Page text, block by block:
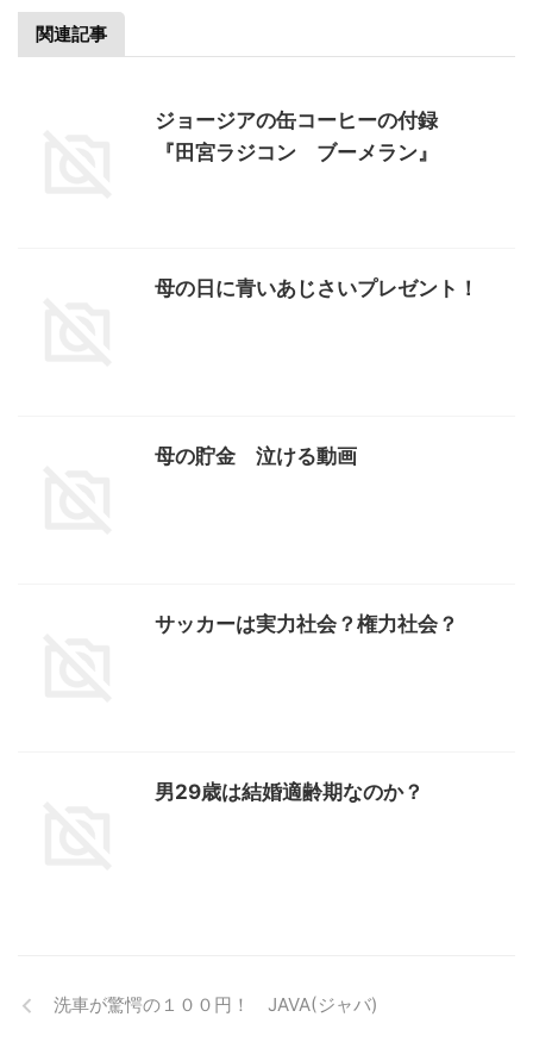
関連記事
ジョージアの缶コーヒーの付録
『田宮ラジコン ブーメラン』
母の日に青いあじさいプレゼント！
母の貯金 泣ける動画
サッカーは実力社会？権力社会？
男29歳は結婚適齢期なのか？
洗車が驚愕の１００円！ JAVA(ジャバ)